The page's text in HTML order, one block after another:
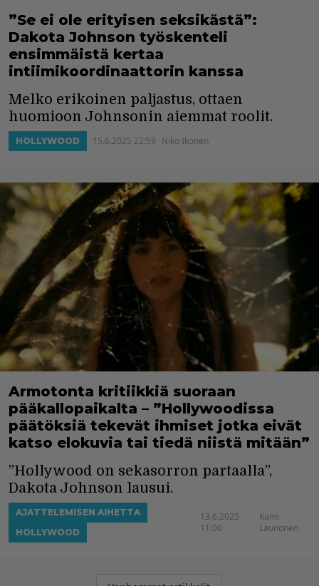
”Se ei ole erityisen seksikästä”:
Dakota Johnson työskenteli
ensimmäistä kertaa
intiimikoordinaattorin kanssa
Melko erikoinen paljastus, ottaen
huomioon Johnsonin aiemmat roolit.
HOLLYWOOD 15.6.2025 22:59 Niko Ikonen
Armotonta kritiikkiä suoraan
pääkallopaikalta – ”Hollywoodissa
päätöksiä tekevät ihmiset jotka eivät
katso elokuvia tai tiedä niistä mitään”
”Hollywood on sekasorron partaalla”,
Dakota Johnson lausui.
AJATTELEMISEN AIHETTA
HOLLYWOOD
13.6.2025
11:00
Kami
Launonen
Artikkelien